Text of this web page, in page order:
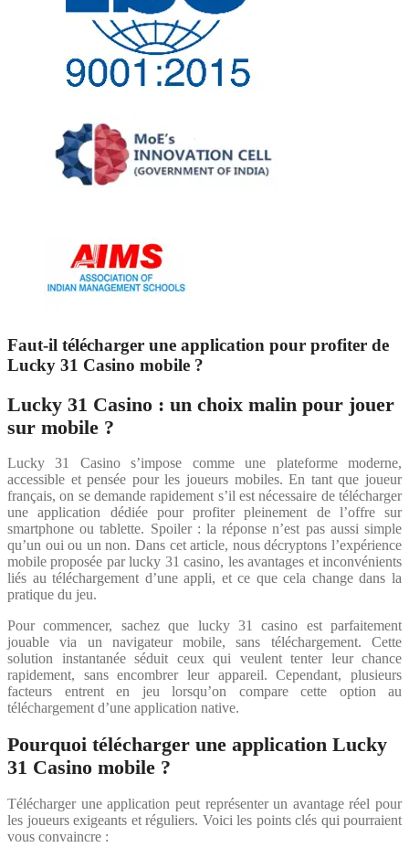
Faut-il télécharger une application pour profiter de
Lucky 31 Casino mobile ?
Lucky 31 Casino : un choix malin pour jouer
sur mobile ?
Lucky 31 Casino s’impose comme une plateforme moderne,
accessible et pensée pour les joueurs mobiles. En tant que joueur
français, on se demande rapidement s’il est nécessaire de télécharger
une application dédiée pour profiter pleinement de l’offre sur
smartphone ou tablette. Spoiler : la réponse n’est pas aussi simple
qu’un oui ou un non. Dans cet article, nous décryptons l’expérience
mobile proposée par lucky 31 casino, les avantages et inconvénients
liés au téléchargement d’une appli, et ce que cela change dans la
pratique du jeu.
Pour commencer, sachez que lucky 31 casino est parfaitement
jouable via un navigateur mobile, sans téléchargement. Cette
solution instantanée séduit ceux qui veulent tenter leur chance
rapidement, sans encombrer leur appareil. Cependant, plusieurs
facteurs entrent en jeu lorsqu’on compare cette option au
téléchargement d’une application native.
Pourquoi télécharger une application Lucky
31 Casino mobile ?
Télécharger une application peut représenter un avantage réel pour
les joueurs exigeants et réguliers. Voici les points clés qui pourraient
vous convaincre :